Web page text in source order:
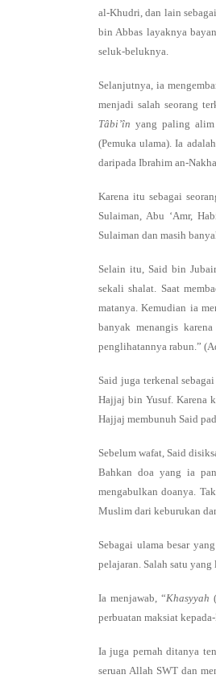
al-Khudri, dan lain
bin Abbas layaknya
seluk-beluknya.
Selanjutnya, ia
menjadi salah seorang
Tâbi’în yang paling
(Pemuka ulama). Ia
daripada Ibrahim an-
Karena itu sebagai
Sulaiman, Abu ‘Amr,
Sulaiman dan masih
Selain itu, Said bin
sekali shalat. Saat
matanya. Kemudian ia
banyak menangis
penglihatannya rabun.”
Said juga terkenal
Hajjaj bin Yusuf. Karena
Hajjaj membunuh Said
Sebelum wafat, Said
Bahkan doa yang ia
mengabulkan doanya.
Muslim dari keburukan
Sebagai ulama besar
pelajaran. Salah satu
Ia menjawab, “Khasyyah
perbuatan maksiat
Ia juga pernah ditanya
seruan Allah SWT dan